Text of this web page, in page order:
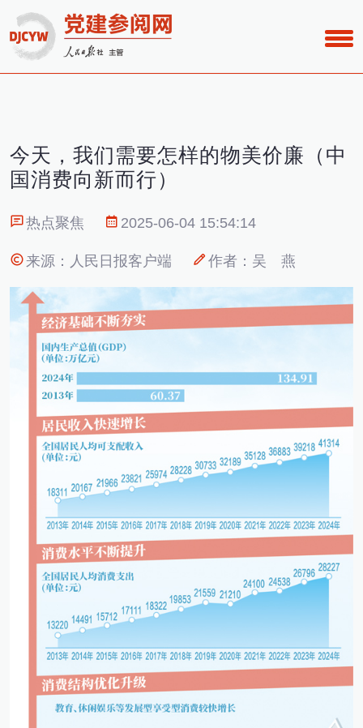
今天，我们需要怎样的物美价廉（中
国消费向新而行）
热点聚焦 2025-06-04 15:54:14
来源：人民日报客户端 作者：吴 燕